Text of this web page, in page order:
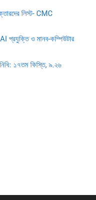
লিস্ট- CMC
ও মানব-কম্পিউটার
১৭তম কিস্তি, ৯.২৬